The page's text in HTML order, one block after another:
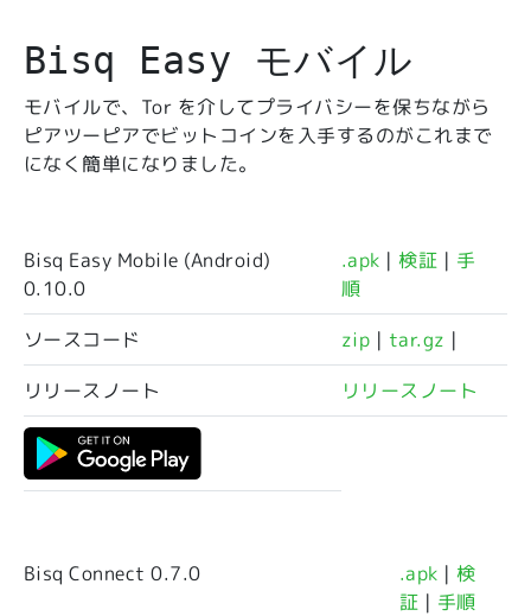
Bisq Easy モバイル
モバイルで、Tor を介してプライバシーを保ちながら
ピアツーピアでビットコインを入手するのがこれまで
になく簡単になりました。
Bisq Easy Mobile (Android)
0.10.0
.apk |検証 | 手
順
ソースコード
zip | tar.gz |
リリースノート
リリースノート
Bisq Connect0.7.0 .apk |検
証 | 手順